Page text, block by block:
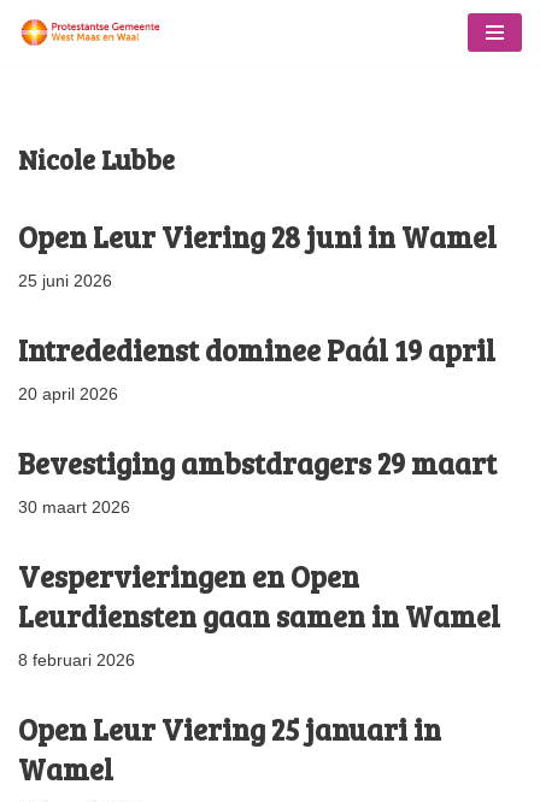
inhoud
Nicole Lubbe
Open Leur Viering 28 juni in Wamel
25 juni 2026
Intrededienst dominee Paál 19 april
20 april 2026
Bevestiging ambstdragers 29 maart
30 maart 2026
Vespervieringen en Open
Leurdiensten gaan samen in Wamel
8 februari 2026
Open Leur Viering 25 januari in
Wamel